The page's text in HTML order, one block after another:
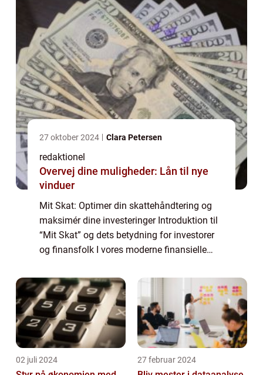
27 oktober 2024 Clara Petersen
redaktionel
Overvej dine muligheder: Lån til nye
vinduer
Mit Skat: Optimer din skattehåndtering og
maksimér dine investeringer Introduktion til
“Mit Skat” og dets betydning for investorer
og finansfolk I vores moderne finansielle
investorer og finansf...
02 juli 2024 27 februar 2024